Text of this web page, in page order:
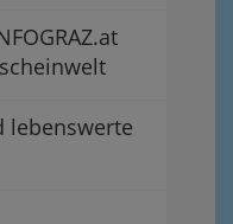
lebenswerte